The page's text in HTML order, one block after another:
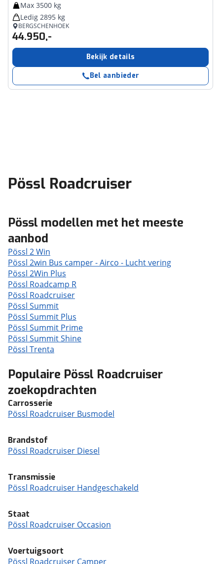
Max 3500 kg
Ledig 2895 kg
BERGSCHENHOEK
44.950,-
Bekijk details
Bel aanbieder
Pössl Roadcruiser
Pössl modellen met het meeste
aanbod
Pössl 2 Win
Pössl 2win Bus camper - Airco - Lucht vering
Pössl 2Win Plus
Pössl Roadcamp R
Pössl Roadcruiser
Pössl Summit
Pössl Summit Plus
Pössl Summit Prime
Pössl Summit Shine
Pössl Trenta
Populaire Pössl Roadcruiser
zoekopdrachten
Carrosserie
Pössl Roadcruiser Busmodel
Brandstof
Pössl Roadcruiser Diesel
Transmissie
Pössl Roadcruiser Handgeschakeld
Staat
Pössl Roadcruiser Occasion
Voertuigsoort
Pössl Roadcruiser Camper